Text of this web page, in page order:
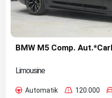
BMW M5 Comp.
Limousine
Automatik 120.000